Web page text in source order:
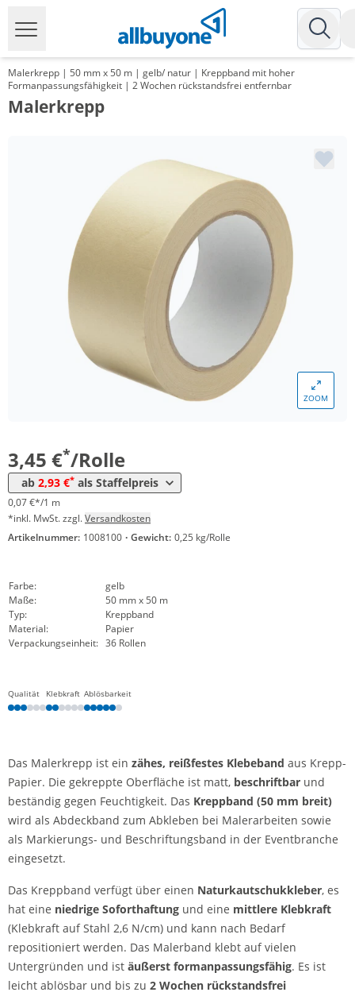
Malerkrepp | 50 mm x 50 m | gelb/ natur | Kreppband mit hoher
Formanpassungsfähigkeit | 2 Wochen rückstandsfrei entfernbar
Malerkrepp
ZOOM
3,45 €*/Rolle
ab 2,93 €* als Staffelpreis
0,07 €*/1 m
*inkl. MwSt. zzgl.Versandkosten
Artikelnummer: 1008100 · Gewicht: 0,25 kg/Rolle
Farbe:
gelb
Maße:
50 mm x 50 m
Typ:
Kreppband
Material:
Papier
Verpackungseinheit: 36 Rollen
Qualität Klebkraft Ablösbarkeit
Das Malerkrepp ist ein zähes, reißfestes Klebeband aus Krepp-
Papier. Die gekreppte Oberfläche ist matt, beschriftbar und
beständig gegen Feuchtigkeit. Das Kreppband (50 mm breit)
wird als Abdeckband zum Abkleben bei Malerarbeiten sowie
als Markierungs- und Beschriftungsband in der Eventbranche
eingesetzt.
Das Kreppband verfügt über einen Naturkautschukkleber, es
hat eine niedrige Soforthaftung und eine mittlere Klebkraft
(Klebkraft auf Stahl 2,6 N/cm) und kann nach Bedarf
repositioniert werden. Das Malerband klebt auf vielen
Untergründen und ist äußerst formanpassungsfähig. Es ist
leicht ablösbar und bis zu 2 Wochen rückstandsfrei